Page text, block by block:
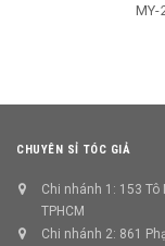
MY-
CHUYÊN SỈ TÓC GIẢ
Chi nhánh 1: 153
TPHCM
Chi nhánh 2: 861